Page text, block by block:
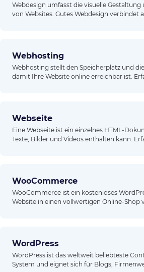
Webdesign umfasst die visuelle
von Websites. Gutes Webdesign verbindet
Webhosting
Webhosting stellt den Speicherplatz und
damit Ihre Website online erreichbar ist.
Webseite
Eine Webseite ist ein einzelnes HTML-
Texte, Bilder und Videos enthalten kann.
WooCommerce
WooCommerce ist ein kostenloses
Website in einen vollwertigen Online-Shop
WordPress
WordPress ist das weltweit beliebteste
System und eignet sich für Blogs,